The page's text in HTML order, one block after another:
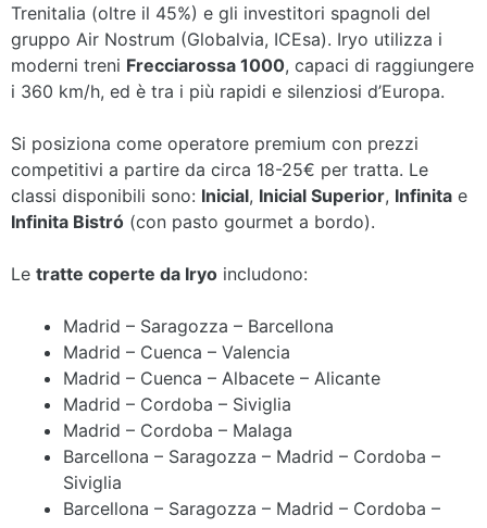
Trenitalia (oltre il 45%) e gli investitori spagnoli del
gruppo Air Nostrum (Globalvia, ICEsa). Iryo utilizza i
moderni treni Frecciarossa 1000, capaci di raggiungere
i 360 km/h, ed è tra i più rapidi e silenziosi d’Europa.
Si posiziona come operatore premium con prezzi
competitivi a partire da circa 18-25€ per tratta. Le
classi disponibili sono: Inicial, Inicial Superior, Infinita e
Infinita Bistró (con pasto gourmet a bordo).
Le tratte coperte da Iryo includono:
Madrid – Saragozza – Barcellona
Madrid – Cuenca – Valencia
Madrid – Cuenca – Albacete – Alicante
Madrid – Cordoba – Siviglia
Madrid – Cordoba – Malaga
Barcellona – Saragozza – Madrid – Cordoba –
Siviglia
Barcellona – Saragozza – Madrid – Cordoba –